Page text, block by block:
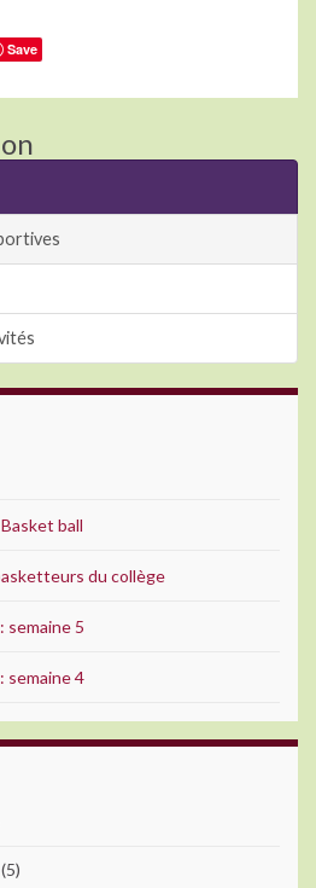
Save
ball
du collège
semaine 5
semaine 4
(5)